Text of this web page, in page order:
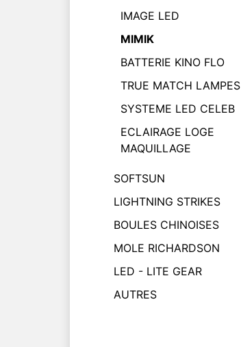
IMAGE LED
MIMIK
BATTERIE KINO FLO
TRUE MATCH LAMPES
SYSTEME LED CELEB
ECLAIRAGE LOGE
MAQUILLAGE
SOFTSUN
LIGHTNING STRIKES
BOULES CHINOISES
MOLE RICHARDSON
LED - LITE GEAR
AUTRES